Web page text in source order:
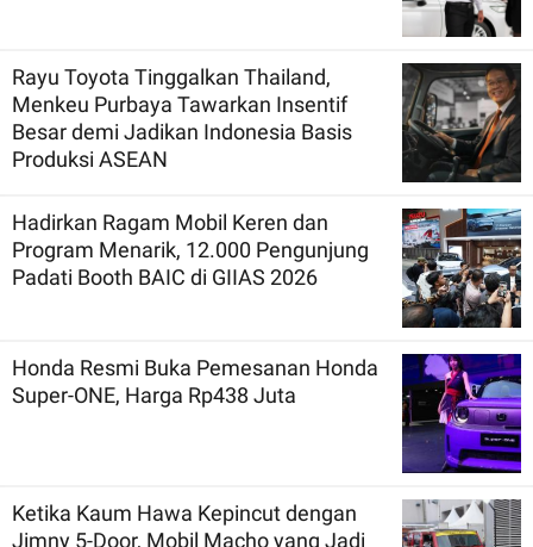
Rayu Toyota Tinggalkan Thailand,
Menkeu Purbaya Tawarkan Insentif
Besar demi Jadikan Indonesia Basis
Produksi ASEAN
Hadirkan Ragam Mobil Keren dan
Program Menarik, 12.000 Pengunjung
Padati Booth BAIC di GIIAS 2026
Honda Resmi Buka Pemesanan Honda
Super-ONE, Harga Rp438 Juta
Ketika Kaum Hawa Kepincut dengan
Jimny 5-Door, Mobil Macho yang Jadi